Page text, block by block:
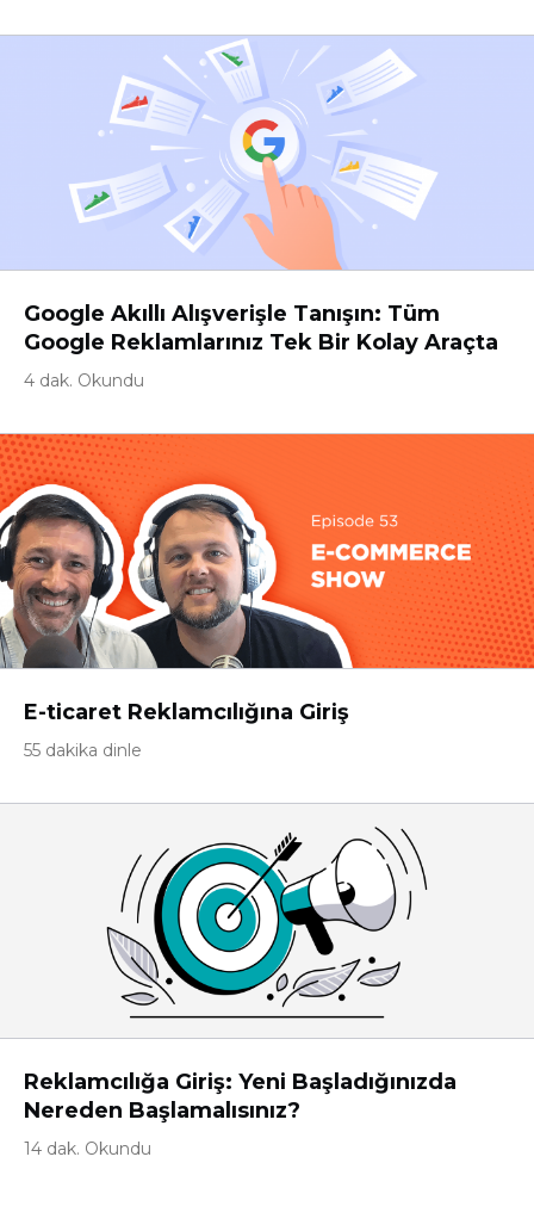
Google Akıllı Alışverişle Tanışın: Tüm
Google Reklamlarınız Tek Bir Kolay Araçta
4 dak. Okundu
E-ticaret Reklamcılığına Giriş
55 dakika dinle
Reklamcılığa Giriş: Yeni Başladığınızda
Nereden Başlamalısınız?
14 dak. Okundu